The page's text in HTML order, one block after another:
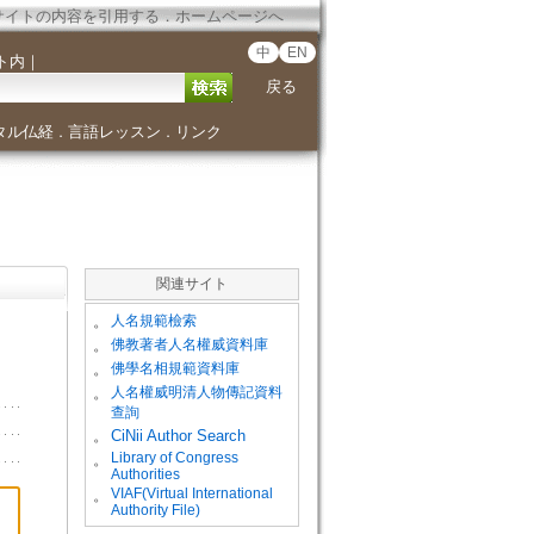
イトの内容を引用する．ホームページへ
内 ｜ 中 EN
戻る
ル仏経． 言語レッスン ． リンク
関連サイト
。 人名規範檢索
。 佛教著者人名權威資料庫
。 佛學名相規範資料庫
。
人名權威明清人物傳記資料
查詢
。
CiNii Author Search
。
Library of Congress
Authorities
。
VIAF(Virtual International
Authority File)